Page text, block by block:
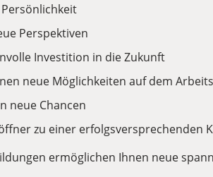
Perspektiven
Investition in die Zukunft
neue Möglichkeiten auf dem
neue Chancen
zu einer erfolgsversprechenden
ermöglichen Ihnen neue